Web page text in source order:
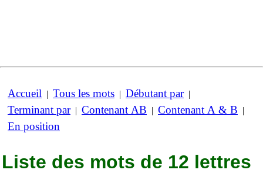
Accueil | Tous les mots | Débutant par|
Terminant par| Contenant AB | Contenant A & B |
En position
Liste des mots de 12 lettres